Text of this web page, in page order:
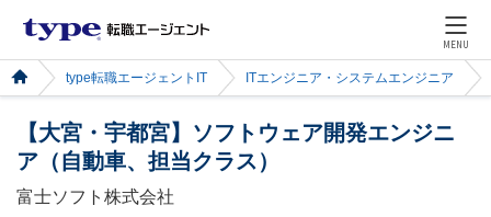
MENU
type転職エージェントIT ITエンジニア・システムエンジニア
【大宮・宇都宮】ソフトウェア開発エンジニ
ア（自動車、担当クラス）
富士ソフト株式会社